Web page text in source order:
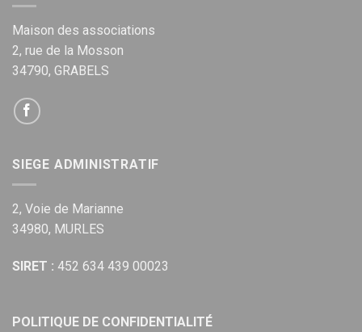
Maison des associations
2, rue de la Mosson
34790, GRABELS
SIEGE ADMINISTRATIF
2, Voie de Marianne
34980, MURLES
SIRET : 452 634 439 00023
POLITIQUE DE CONFIDENTIALITÉ